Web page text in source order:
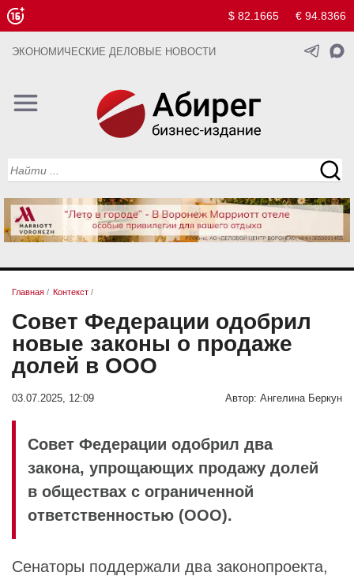
$ 82.1665 € 94.8366
ЭКОНОМИЧЕСКИЕ ДЕЛОВЫЕ НОВОСТИ
Главная / Контекст /
Совет Федерации одобрил
новые законы о продаже
долей в ООО
03.07.2025, 12:09 Автор: Ангелина Беркун
Совет Федерации одобрил два
закона, упрощающих продажу долей
в обществах с ограниченной
ответственностью (ООО).
Сенаторы поддержали два законопроекта,